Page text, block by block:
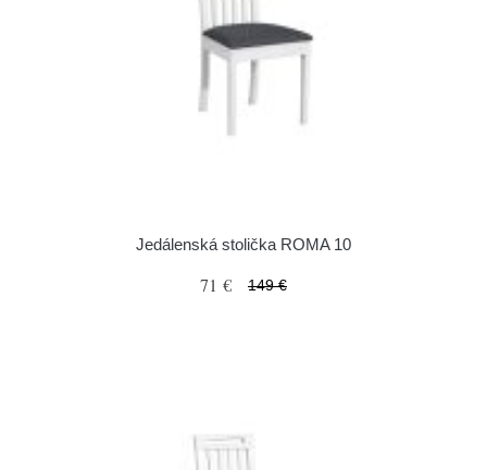
Jedálenská stolička ROMA 10
71 € 149 €